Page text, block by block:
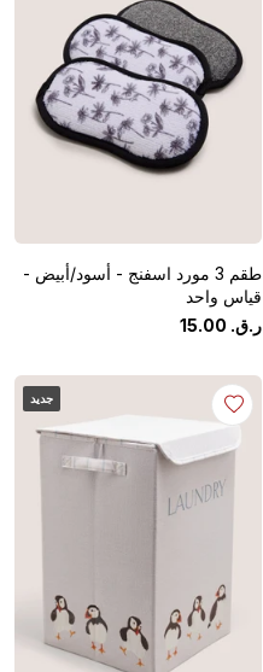
طقم 3 مورد اسفنج - أسود/أبيض -
قياس واحد
ر.ق.
15.00
جديد